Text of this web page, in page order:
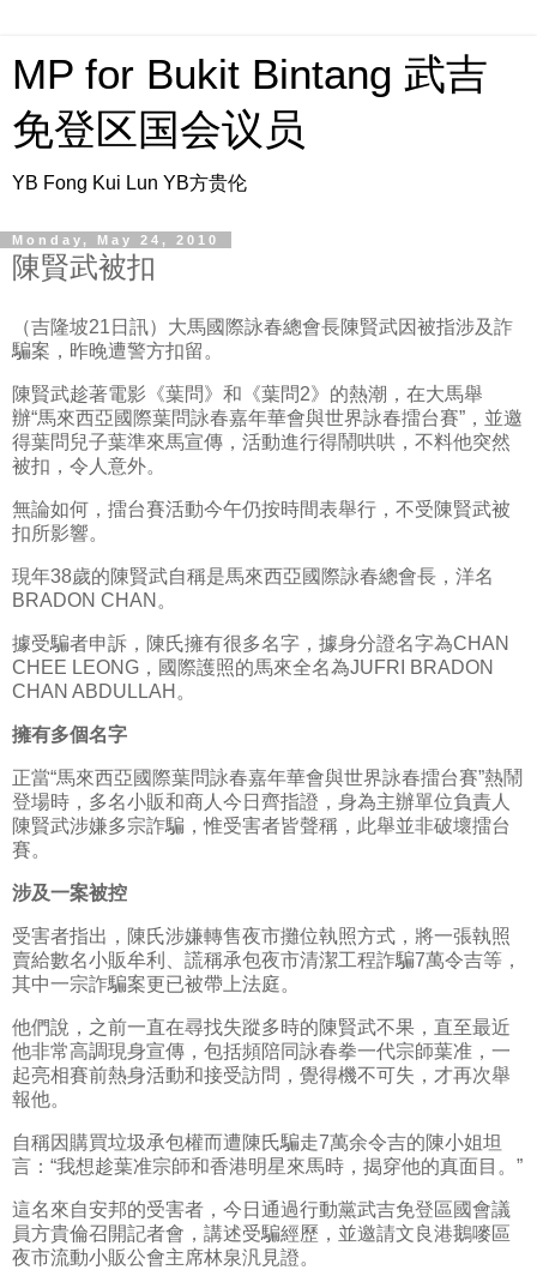
MP for Bukit Bintang 武吉
免登区国会议员
YB Fong Kui Lun YB方贵伦
Monday, May 24, 2010
陳賢武被扣
（吉隆坡21日訊）大馬國際詠春總會長陳賢武因被指涉及詐
騙案，昨晚遭警方扣留。
陳賢武趁著電影《葉問》和《葉問2》的熱潮，在大馬舉
辦“馬來西亞國際葉問詠春嘉年華會與世界詠春擂台賽”，並邀
得葉問兒子葉準來馬宣傳，活動進行得鬧哄哄，不料他突然
被扣，令人意外。
無論如何，擂台賽活動今午仍按時間表舉行，不受陳賢武被
扣所影響。
現年38歲的陳賢武自稱是馬來西亞國際詠春總會長，洋名
BRADON CHAN。
據受騙者申訴，陳氏擁有很多名字，據身分證名字為CHAN
CHEE LEONG，國際護照的馬來全名為JUFRI BRADON
CHAN ABDULLAH。
擁有多個名字
正當“馬來西亞國際葉問詠春嘉年華會與世界詠春擂台賽”熱鬧
登場時，多名小販和商人今日齊指證，身為主辦單位負責人
陳賢武涉嫌多宗詐騙，惟受害者皆聲稱，此舉並非破壞擂台
賽。
涉及一案被控
受害者指出，陳氏涉嫌轉售夜市攤位執照方式，將一張執照
賣給數名小販牟利、謊稱承包夜市清潔工程詐騙7萬令吉等，
其中一宗詐騙案更已被帶上法庭。
他們說，之前一直在尋找失蹤多時的陳賢武不果，直至最近
他非常高調現身宣傳，包括頻陪同詠春拳一代宗師葉准，一
起亮相賽前熱身活動和接受訪問，覺得機不可失，才再次舉
報他。
自稱因購買垃圾承包權而遭陳氏騙走7萬余令吉的陳小姐坦
言：“我想趁葉准宗師和香港明星來馬時，揭穿他的真面目。”
這名來自安邦的受害者，今日通過行動黨武吉免登區國會議
員方貴倫召開記者會，講述受騙經歷，並邀請文良港鵝嘜區
夜市流動小販公會主席林泉汎見證。